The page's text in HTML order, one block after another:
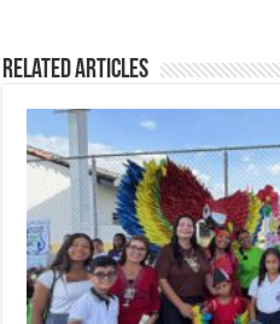
Related Articles